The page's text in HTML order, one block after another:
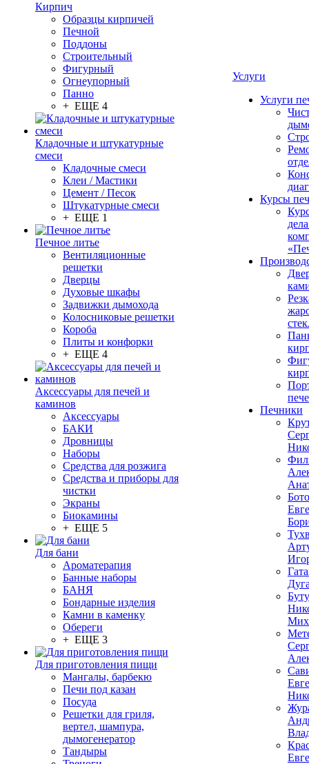
Кирпич
Образцы кирпичей
Печной
Поддоны
Строительный
Фигурный
Огнеупорный
Панно
+ ЕЩЕ 4
Кладочные и штукатурные
смеси
Кладочные смеси
Клеи / Мастики
Цемент / Песок
Штукатурные смеси
+ ЕЩЕ 1
Печное литье
Вентиляционные
решетки
Дверцы
Духовые шкафы
Задвижки дымохода
Колосниковые решетки
Короба
Плиты и конфорки
+ ЕЩЕ 4
Аксессуары для печей и
каминов
Аксессуары
БАКИ
Дровницы
Наборы
Средства для розжига
Средства и приборы для
чистки
Экраны
Биокамины
+ ЕЩЕ 5
Для бани
Ароматерапия
Банные наборы
БАНЯ
Бондарные изделия
Камни в каменку
Обереги
+ ЕЩЕ 3
Для приготовления пищи
Мангалы, барбекю
Печи под казан
Посуда
Решетки для гриля,
вертел, шампура,
дымогенератор
Тандыры
Услуги
Услуги
Курсы
Печники